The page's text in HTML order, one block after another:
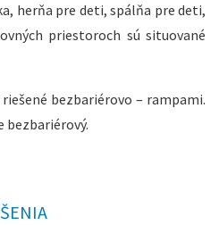
herňa pre deti, spálňa pre deti,
priestoroch sú situované
bezbariérovo – rampami.
bezbariérový.